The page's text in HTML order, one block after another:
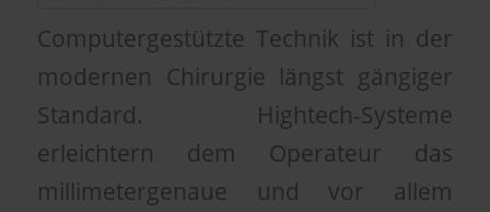
Computergestützte Technik ist in der
modernen Chirurgie längst gängiger
Standard. Hightech-Systeme
erleichtern dem Operateur das
millimetergenaue und vor allem